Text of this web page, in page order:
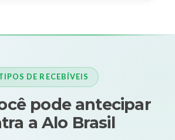
DE RECEBÍVEIS
pode antecipar
a Alo Brasil